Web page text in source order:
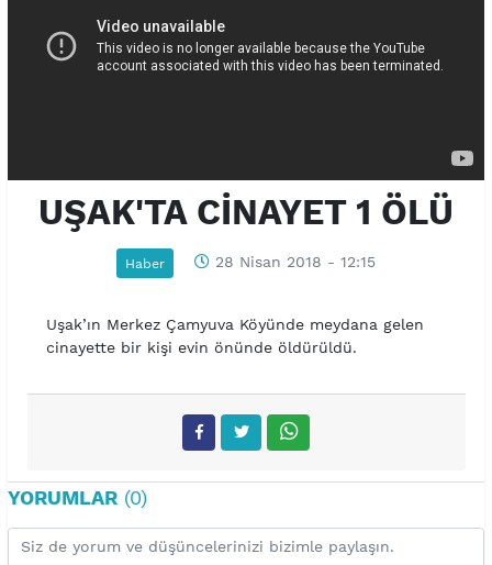
UŞAK'TA CİNAYET 1 ÖLÜ
Haber 28 Nisan 2018 - 12:15
Uşak’ın Merkez Çamyuva Köyünde meydana gelen
cinayette bir kişi evin önünde öldürüldü.
YORUMLAR (0)